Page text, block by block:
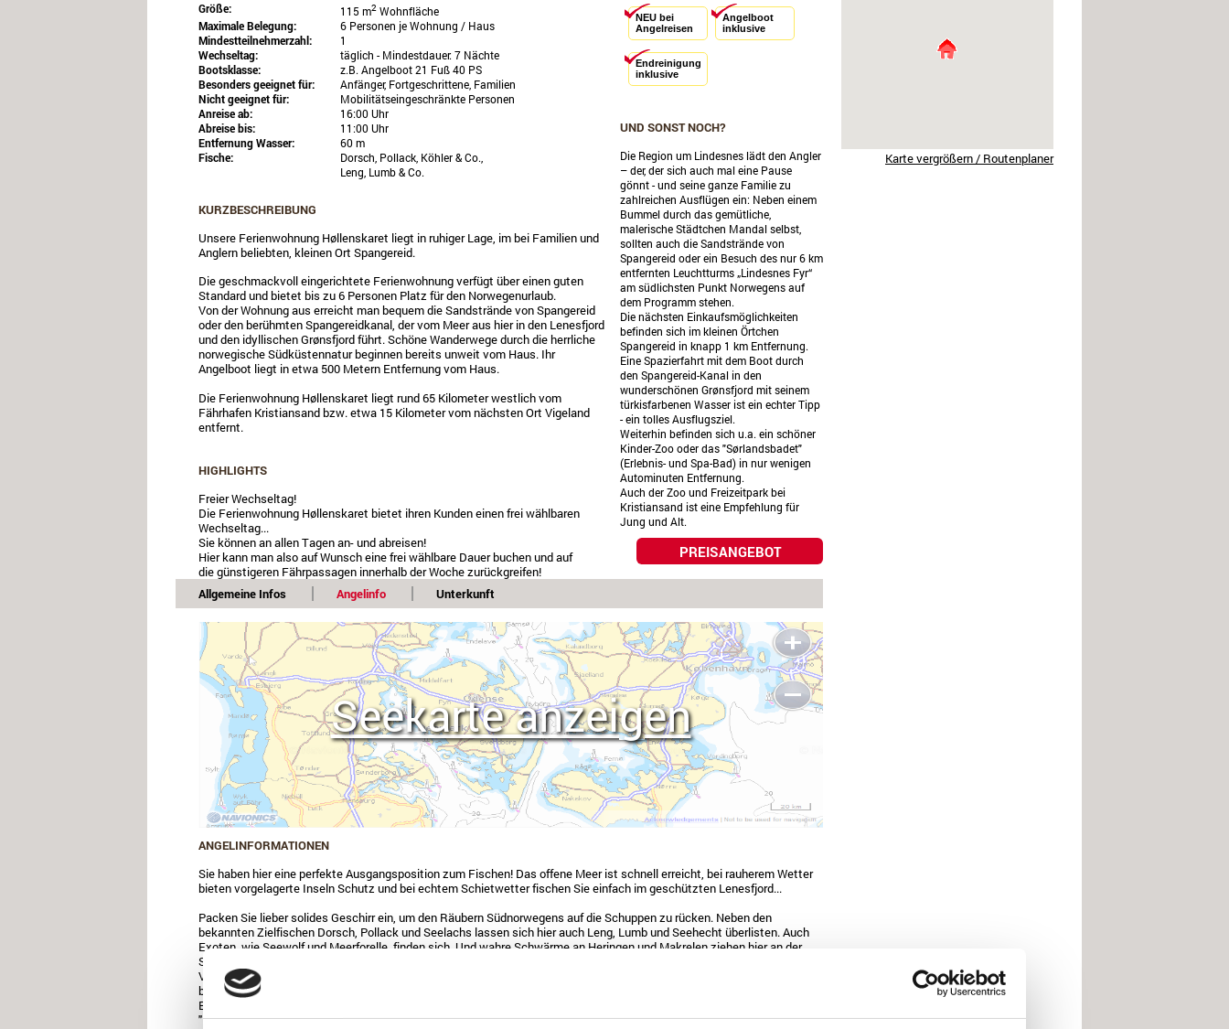
Karte vergrößern / Routenplaner
Größe: 115 m2 Wohnfläche
Maximale Belegung:
6 Personen je Wohnung / Haus
Mindestteilnehmerzahl:
1
Wechseltag:
täglich - Mindestdauer: 7 Nächte
Bootsklasse:
z.B. Angelboot 21 Fuß 40 PS
Besonders geeignet für:
Anfänger, Fortgeschrittene, Familien
Nicht geeignet für:
Mobilitätseingeschränkte Personen
Anreise ab:
16:00 Uhr
Abreise bis:
11:00 Uhr
Entfernung Wasser:
60 m
Fische:
Dorsch, Pollack, Köhler & Co.,
Leng, Lumb & Co.
KURZBESCHREIBUNG
Unsere Ferienwohnung Høllenskaret liegt in ruhiger Lage, im bei Familien und
Anglern beliebten, kleinen Ort Spangereid.
Die geschmackvoll eingerichtete Ferienwohnung verfügt über einen guten
Standard und bietet bis zu 6 Personen Platz für den Norwegenurlaub.
Von der Wohnung aus erreicht man bequem die Sandstrände von Spangereid
oder den berühmten Spangereidkanal, der vom Meer aus hier in den Lenesfjord
und den idyllischen Grønsfjord führt. Schöne Wanderwege durch die herrliche
norwegische Südküstennatur beginnen bereits unweit vom Haus. Ihr
Angelboot liegt in etwa 500 Metern Entfernung vom Haus.
Die Ferienwohnung Høllenskaret liegt rund 65 Kilometer westlich vom
Fährhafen Kristiansand bzw. etwa 15 Kilometer vom nächsten Ort Vigeland
entfernt.
HIGHLIGHTS
Freier Wechseltag!
Die Ferienwohnung Høllenskaret bietet ihren Kunden einen frei wählbaren
Wechseltag...
Sie können an allen Tagen an- und abreisen!
Hier kann man also auf Wunsch eine frei wählbare Dauer buchen und auf
die günstigeren Fährpassagen innerhalb der Woche zurückgreifen!
NEU bei
Angelreisen
Angelboot
inklusive
Endreinigung
inklusive
UND SONST NOCH?
Die Region um Lindesnes lädt den Angler
– der, der sich auch mal eine Pause
gönnt - und seine ganze Familie zu
zahlreichen Ausflügen ein: Neben einem
Bummel durch das gemütliche,
malerische Städtchen Mandal selbst,
sollten auch die Sandstrände von
Spangereid oder ein Besuch des nur 6 km
entfernten Leuchtturms „Lindesnes Fyr“
am südlichsten Punkt Norwegens auf
dem Programm stehen.
Die nächsten Einkaufsmöglichkeiten
befinden sich im kleinen Örtchen
Spangereid in knapp 1 km Entfernung.
Eine Spazierfahrt mit dem Boot durch
den Spangereid-Kanal in den
wunderschönen Grønsfjord mit seinem
türkisfarbenen Wasser ist ein echter Tipp
- ein tolles Ausflugsziel.
Weiterhin befinden sich u.a. ein schöner
Kinder-Zoo oder das "Sørlandsbadet"
(Erlebnis- und Spa-Bad) in nur wenigen
Autominuten Entfernung.
Auch der Zoo und Freizeitpark bei
Kristiansand ist eine Empfehlung für
Jung und Alt.
PREISANGEBOT
Allgemeine Infos Angelinfo Unterkunft
Seekarte anzeigen
ANGELINFORMATIONEN
Sie haben hier eine perfekte Ausgangsposition zum Fischen! Das offene Meer ist schnell erreicht, bei rauherem Wetter
bieten vorgelagerte Inseln Schutz und bei echtem Schietwetter fischen Sie einfach im geschützten Lenesfjord...
Packen Sie lieber solides Geschirr ein, um den Räubern Südnorwegens auf die Schuppen zu rücken. Neben den
bekannten Zielfischen Dorsch, Pollack und Seelachs lassen sich hier auch Leng, Lumb und Seehecht überlisten. Auch
Exoten, wie Seewolf und Meerforelle, finden sich. Und wahre Schwärme an Heringen und Makrelen ziehen hier an der
Südküste des Königreichs vorbei. Auch das Angeln auf Plattfische, wie Scholle und Kliesche, empfehlen wir hier…
Versuchen Sie es auf diese Fischarten ruhig auch einmal vom Ufer aus. In der Nähe vom Bootsliegeplatz finden Sie
bereits die ersten guten Stellen…Was die Wenigsten wissen: Auf der Halbinsel Lindesnes gibt es auch einige schöne
Bergseen mit einem guten Bestand an Forellen und Saiblingen. Die bekannten Lachsflüsse "Audnaselva" und
"Mandalselva" sind mit dem Auto schnell und bequem erreichbar.